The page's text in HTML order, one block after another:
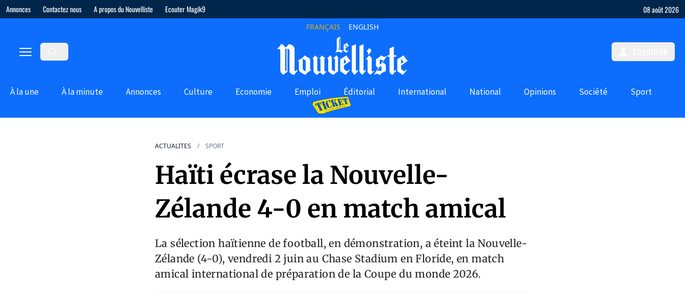
Annonces Contactez nous A propos du Nouvelliste Ecouter Magik9 08 août 2026
FRANÇAIS ENGLISH
À la une À la minute Annonces Culture Economie Emploi Éditorial International National Opinions Société Sport
ACTUALITES SPORT
Haïti écrase la Nouvelle-
Zélande 4-0 en match amical
La sélection haïtienne de football, en démonstration, a éteint la Nouvelle-
Zélande (4-0), vendredi 2 juin au Chase Stadium en Floride, en match
amical international de préparation de la Coupe du monde 2026.